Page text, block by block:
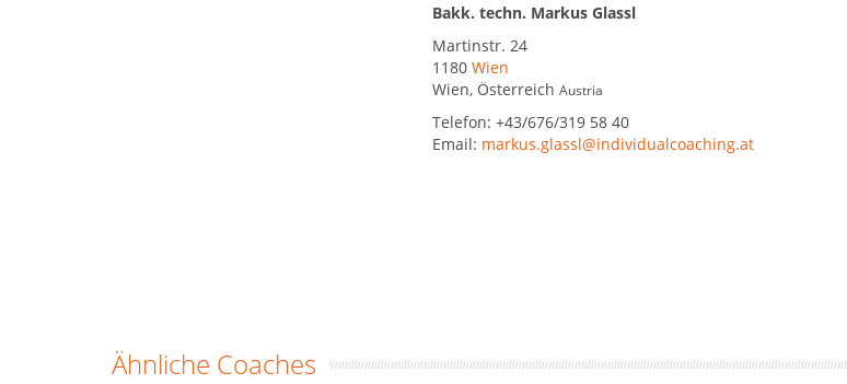
Bakk. techn. Markus Glassl
Martinstr. 24
1180 Wien
Wien, Österreich Austria
Telefon: +43/676/319 58 40
Email: markus.glassl@individualcoaching.at
Ähnliche Coaches